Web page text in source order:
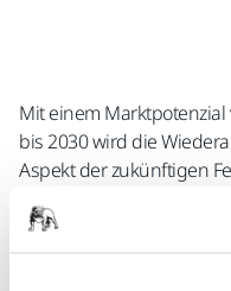
Mit einem
bis 2030 wird die
Aspekt der zukünftigen
Wiederaufbereitung
einem gebrauchten